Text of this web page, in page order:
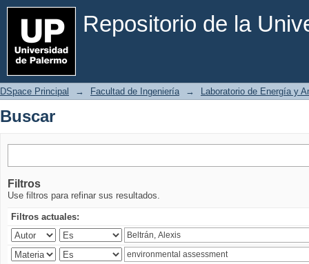
Repositorio de la
Buscar
DSpace Principal → Facultad de Ingeniería → Laboratorio de Energía y
Buscar
Filtros
Use filtros para refinar sus resultados.
Filtros actuales: